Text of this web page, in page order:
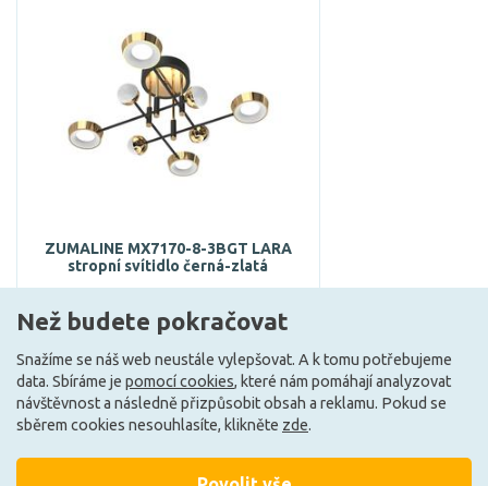
ZUMALINE MX7170-8-3BGT LARA
stropní svítidlo černá-zlatá
DO KOŠÍKU
Může být u Vás 24. 8.
Než budete pokračovat
Snažíme se náš web neustále vylepšovat. A k tomu potřebujeme
data. Sbíráme je pomocí cookies, které nám pomáhají analyzovat
návštěvnost a následně přizpůsobit obsah a reklamu. Pokud se
sběrem cookies nesouhlasíte, klikněte zde.